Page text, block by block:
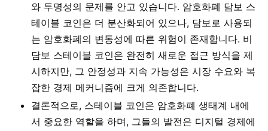
와 투명성의 문제를 안고 있습니다. 암호화폐 담보 스
테이블 코인은 더 분산화되어 있으나, 담보로 사용되
는 암호화폐의 변동성에 따른 위험이 존재합니다. 비
담보 스테이블 코인은 완전히 새로운 접근 방식을 제
시하지만, 그 안정성과 지속 가능성은 시장 수요와 복
잡한 경제 메커니즘에 크게 의존합니다.
결론적으로, 스테이블 코인은 암호화폐 생태계 내에
서 중요한 역할을 하며, 그들의 발전은 디지털 경제에